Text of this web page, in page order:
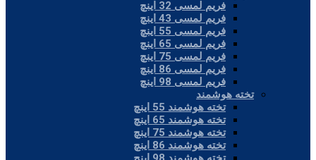
فریم لمسی 32 اینچ
فریم لمسی 43 اینچ
فریم لمسی 55 اینچ
فریم لمسی 65 اینچ
فریم لمسی 75 اینچ
فریم لمسی 86 اینچ
فریم لمسی 98 اینچ
تخته هوشمند
تخته هوشمند 55 اینچ
تخته هوشمند 65 اینچ
تخته هوشمند 75 اینچ
تخته هوشمند 86 اینچ